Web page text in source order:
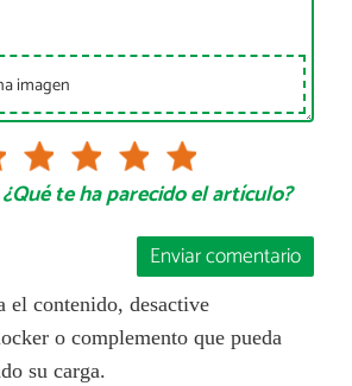
imagen
¿Qué te ha parecido el artículo?
Enviar comentario
el contenido, desactive
o complemento que pueda
su carga.